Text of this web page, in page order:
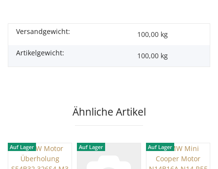
Versandgewicht:
100,00 kg
Artikelgewicht:
100,00 kg
Ähnliche Artikel
Auf Lager Auf Lager Auf Lager